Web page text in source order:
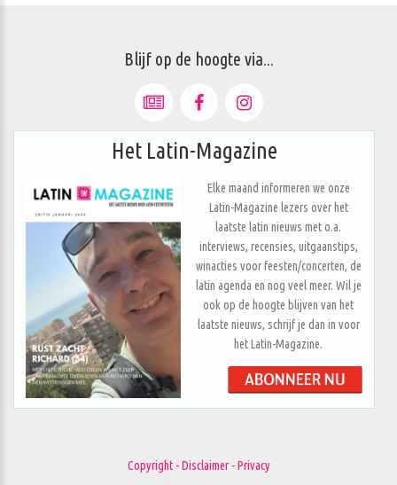
Blijf op de hoogte via...
Het Latin-Magazine
Elke maand informeren we onze
Latin-Magazine lezers over het
laatste latin nieuws met o.a.
interviews, recensies, uitgaanstips,
winacties voor feesten/concerten, de
latin agenda en nog veel meer. Wil je
ook op de hoogte blijven van het
laatste nieuws, schrijf je dan in voor
het Latin-Magazine.
Copyright - Disclaimer - Privacy